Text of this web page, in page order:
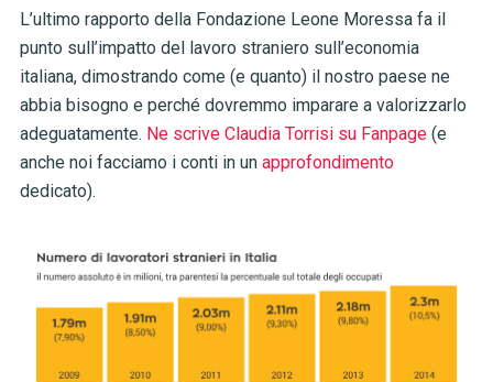
L’ultimo rapporto della Fondazione Leone Moressa fa il
punto sull’impatto del lavoro straniero sull’economia
italiana, dimostrando come (e quanto) il nostro paese ne
abbia bisogno e perché dovremmo imparare a valorizzarlo
adeguatamente. Ne scrive Claudia Torrisi su Fanpage(e
anche noi facciamo i conti in un approfondimento
dedicato).